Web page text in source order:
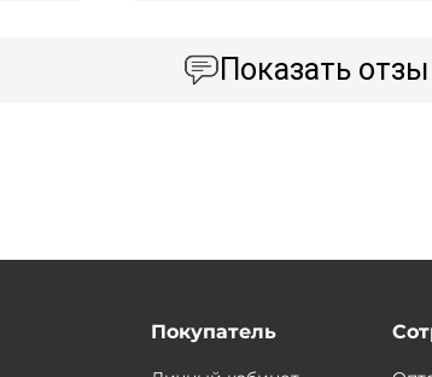
Показать
Покупатель